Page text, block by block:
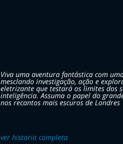
Viva uma aventura fantástica com
mesclando investigação, ação e
eletrizante que testará os limites dos
inteligência. Assuma o papel do
nos recantos mais escuros de Londres
ver historia completa